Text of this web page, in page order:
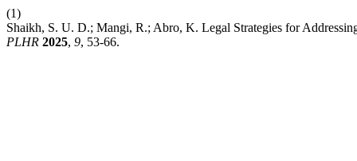
(1)
Shaikh, S. U. D.; Mangi, R.; Abro, K. Legal Strategies for
PLHR 2025, 9, 53-66.